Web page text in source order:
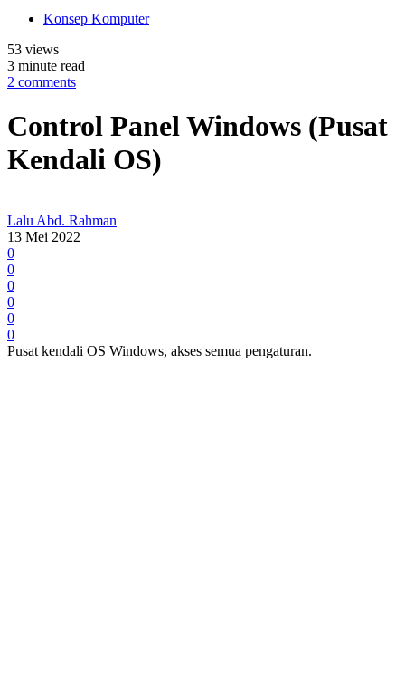
Konsep Komputer
53 views
3 minute read
2 comments
Control Panel Windows (Pusat
Kendali OS)
Lalu Abd. Rahman
13 Mei 2022
0
0
0
0
0
0
Pusat kendali OS Windows, akses semua pengaturan.